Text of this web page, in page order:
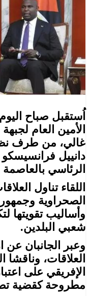
اُستقبل صباح
الأمين العام
غالي، من طرف
دانييل
الرئاسي بالعاصمة
اللقاء تناول
الصحراوية
وأساليب
شعبي البلدين.
وعبر الجانبان عن
العلاقات،
الإفريقي على
مطروحة كقضية